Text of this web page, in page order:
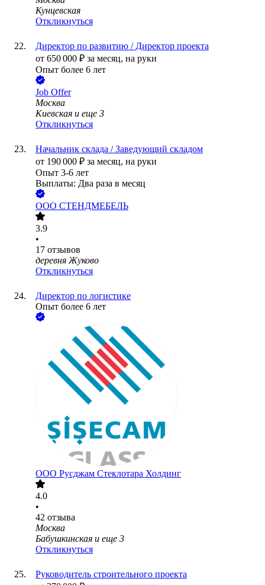
Кунцевская
Откликнуться
Директор по развитию / Директор проекта
от 650 000 ₽ за месяц, на руки
Опыт более 6 лет
Job Offer
Москва
Киевская и еще 3
Откликнуться
Начальник склада / Заведующий складом
от 190 000 ₽ за месяц, на руки
Опыт 3-6 лет
Выплаты: Два раза в месяц
ООО СТЕНДМЕБЕЛЬ
3.9
•
17 отзывов
деревня Жуково
Откликнуться
Директор по логистике
Опыт более 6 лет
ООО Русджам Стеклотара Холдинг
4.0
•
42 отзыва
Москва
Бабушкинская и еще 3
Откликнуться
Руководитель строительного проекта